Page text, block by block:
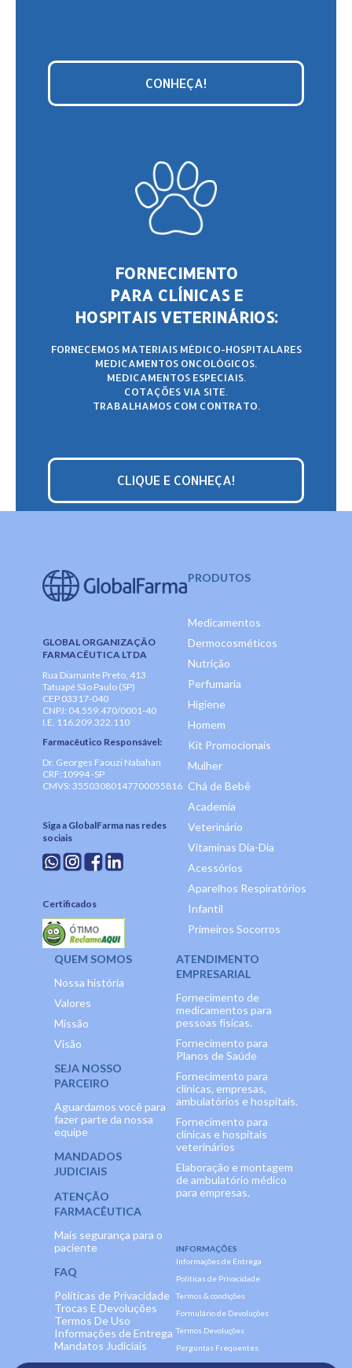
CONHEÇA!
FORNECIMENTO
PARA CLÍNICAS E
HOSPITAIS VETERINÁRIOS:
FORNECEMOS MATERIAIS MÉDICO-HOSPITALARES
MEDICAMENTOS ONCOLÓGICOS.
MEDICAMENTOS ESPECIAIS.
COTAÇÕES VIA SITE.
TRABALHAMOS COM CONTRATO.
CLIQUE E CONHEÇA!
GLOBAL ORGANIZAÇÃO
FARMACÊUTICA LTDA
Rua Diamante Preto, 413
Tatuapé São Paulo (SP)
CEP 03317-040
CNPJ: 04.559.470/0001-40
I.E. 116.209.322.110
Farmacêutico Responsável:
Dr. Georges Faouzi Nabahan
CRF:10994 -SP
CMVS: 35503080147700055816
Siga a GlobalFarma nas redes
sociais
Certificados
PRODUTOS
Medicamentos
Dermocosméticos
Nutrição
Perfumaria
Higiene
Homem
Kit Promocionais
Mulher
Chá de Bebê
Academia
Veterinário
Vitaminas Dia-Dia
Acessórios
Aparelhos Respiratórios
Infantil
Primeiros Socorros
QUEM SOMOS
Nossa história
Valores
Missão
Visão
SEJA NOSSO
PARCEIRO
Aguardamos você para
fazer parte da nossa
equipe
MANDADOS
JUDICIAIS
ATENÇÃO
FARMACÊUTICA
Mais segurança para o
paciente
FAQ
Políticas de Privacidade
Trocas E Devoluções
Termos De Uso
Informações de Entrega
Mandatos Judiciais
ATENDIMENTO
EMPRESARIAL
Fornecimento de
medicamentos para
pessoas físicas.
Fornecimento para
Planos de Saúde
Fornecimento para
clínicas, empresas,
ambulatórios e hospitais.
Fornecimento para
clínicas e hospitais
veterinários
Elaboração e montagem
de ambulatório médico
para empresas.
INFORMAÇÕES
Informações de Entrega
Políticas de Privacidade
Termos & condições
Formulário de Devoluções
Termos Devoluções
Perguntas Frequentes